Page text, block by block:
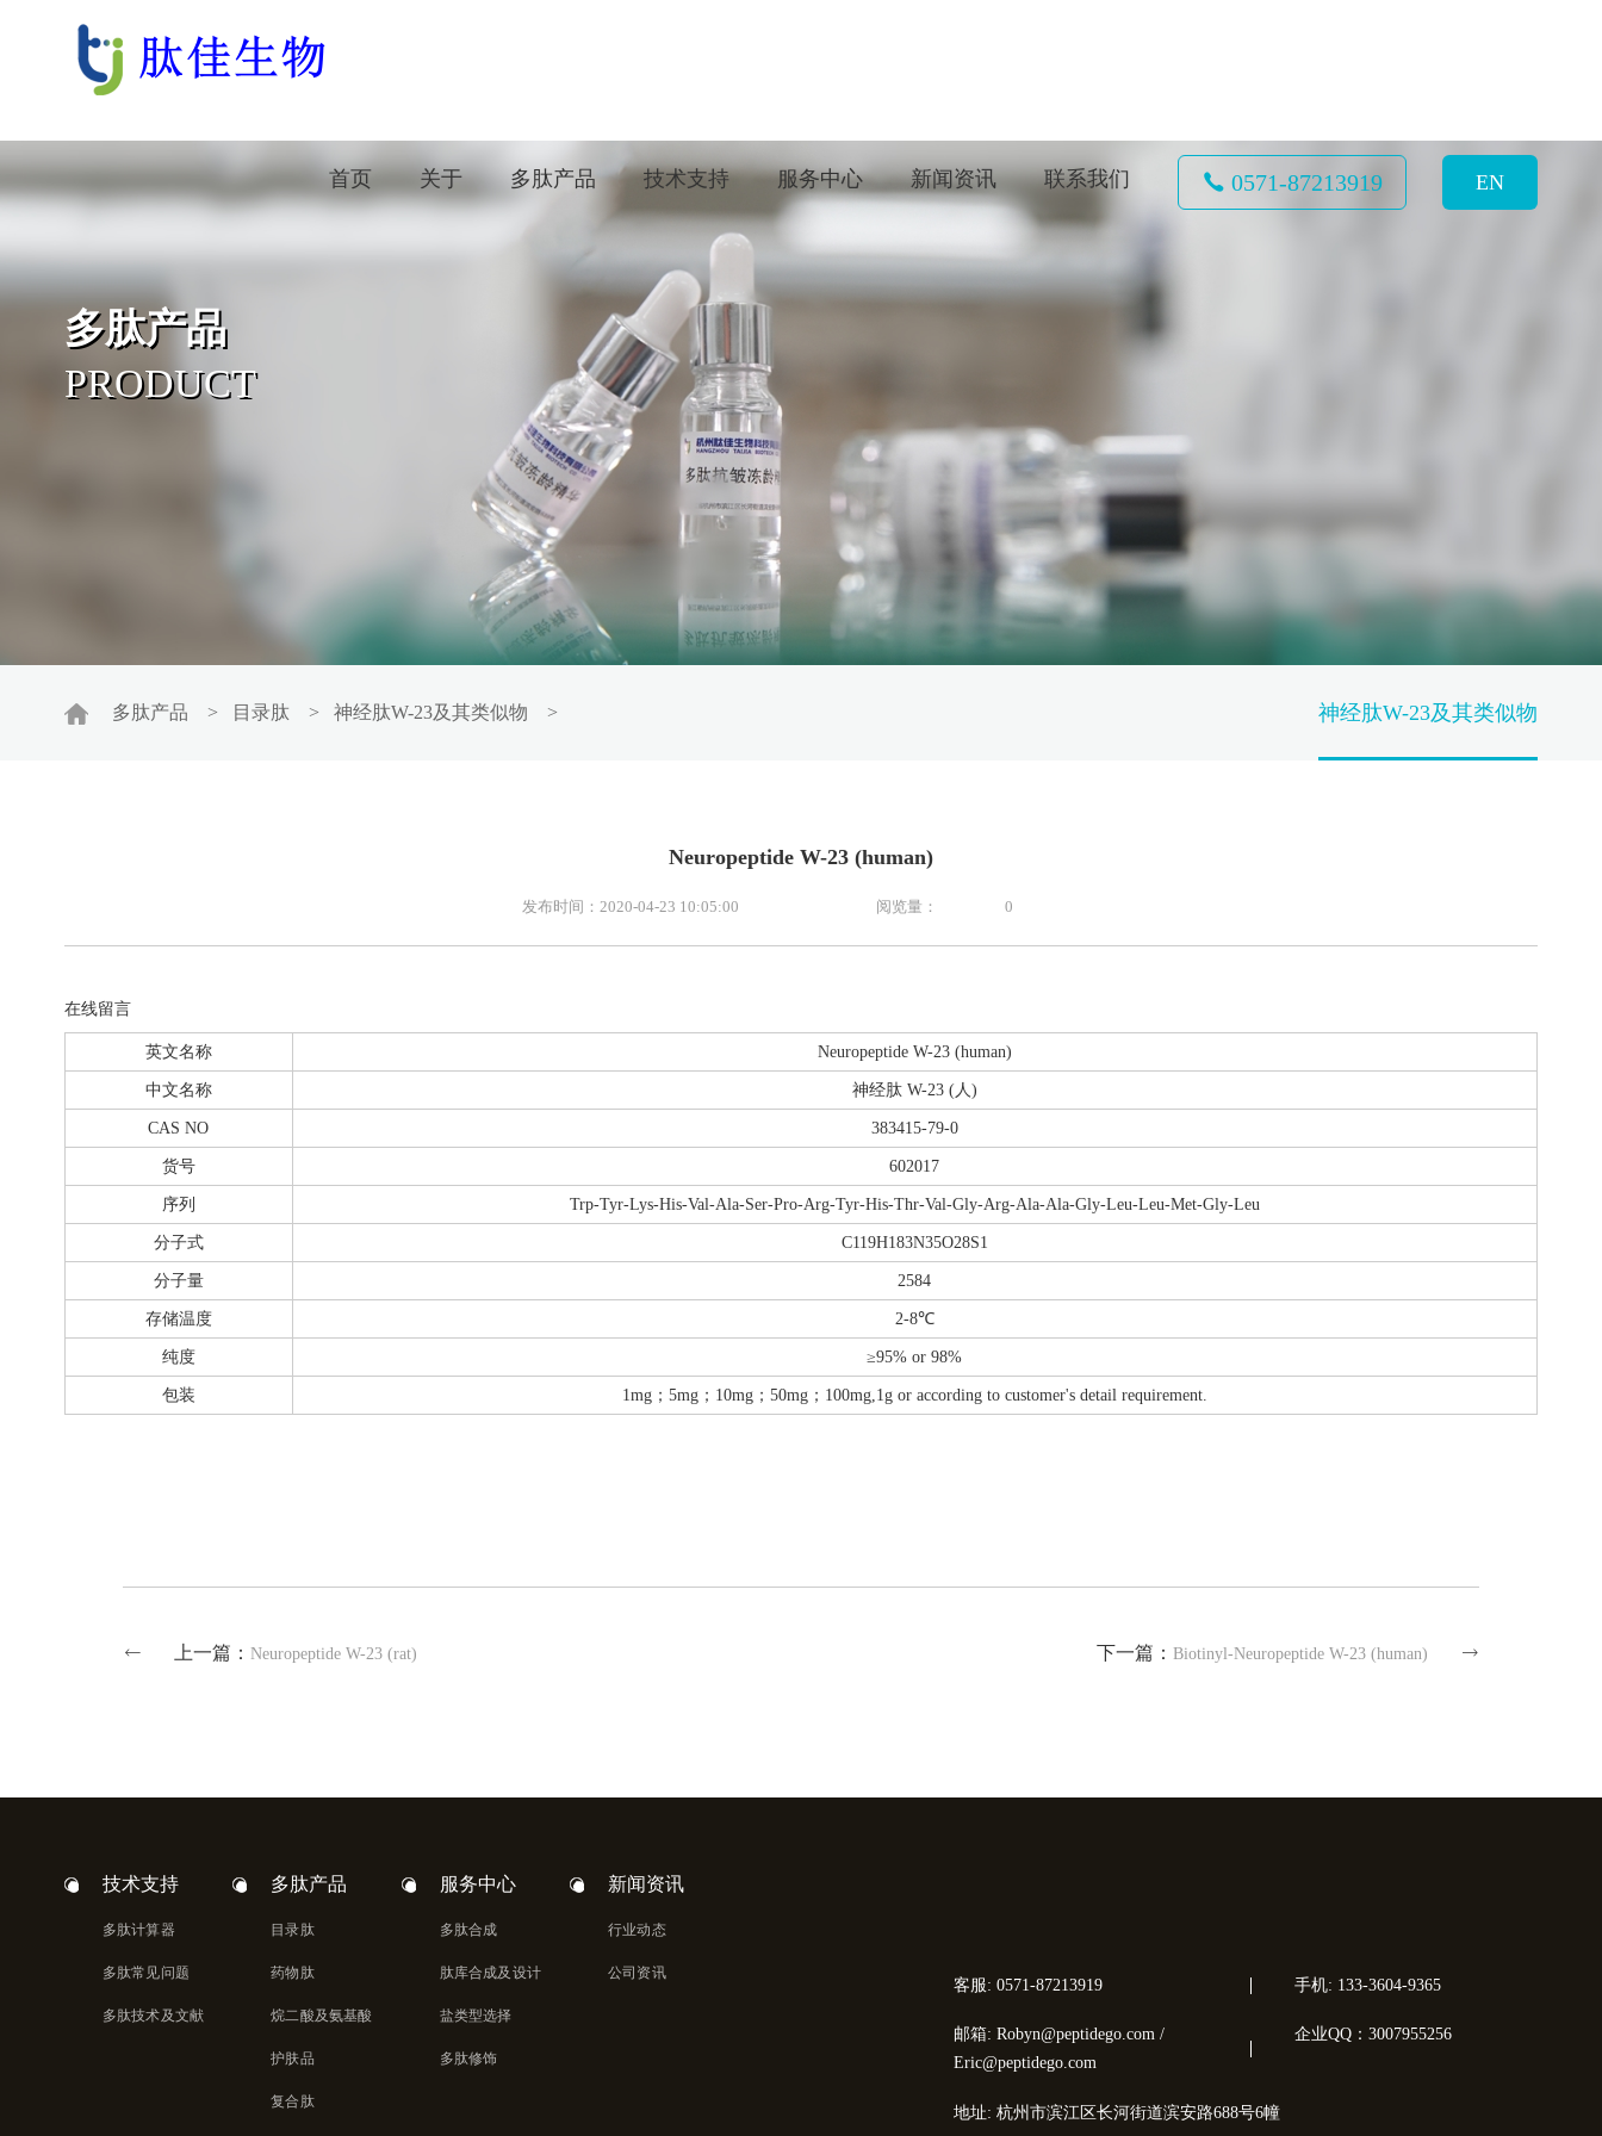
EN
0571-87213919
首页 关于 多肽产品 技术支持 服务中心 新闻资讯 联系我们
多肽产品
PRODUCT
多肽产品 > 目录肽 > 神经肽W-23及其类似物 > 神经肽W-23及其类似物
Neuropeptide W-23 (human)
发布时间：2020-04-23 10:05:00 阅览量： 0
在线留言
英文名称
Neuropeptide W-23 (human)
中文名称
神经肽 W-23 (人)
CAS NO
383415-79-0
货号
602017
序列
Trp-Tyr-Lys-His-Val-Ala-Ser-Pro-Arg-Tyr-His-Thr-Val-Gly-Arg-Ala-Ala-Gly-Leu-Leu-Met-Gly-Leu
分子式
C119H183N35O28S1
分子量
2584
存储温度
2-8℃
纯度
≥95% or 98%
包装
1mg；5mg；10mg；50mg；100mg,1g or according to customer's detail requirement.
上一篇： Neuropeptide W-23 (rat) 下一篇：Biotinyl-Neuropeptide W-23 (human)
技术支持
多肽计算器
多肽常见问题
多肽技术及文献
多肽产品
目录肽
药物肽
烷二酸及氨基酸
护肤品
复合肽
服务中心
多肽合成
肽库合成及设计
盐类型选择
多肽修饰
新闻资讯
行业动态
公司资讯
客服: 0571-87213919 手机: 133-3604-9365
邮箱: Robyn@peptidego.com /
Eric@peptidego.com
企业QQ：3007955256
地址: 杭州市滨江区长河街道滨安路688号6幢